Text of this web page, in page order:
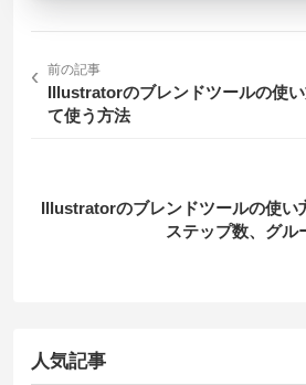
‹ 前の記事
Illustratorのブレンドツールの使
て使う方法
Illustratorのブレンドツールの使い
ステップ数、グル
人気記事